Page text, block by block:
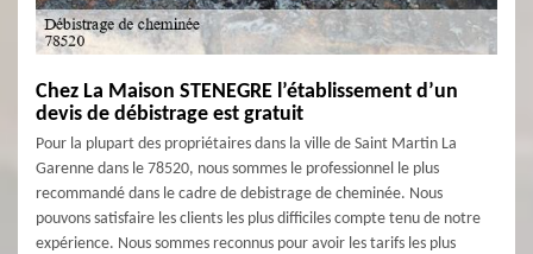
Chez La Maison STENEGRE l’établissement d’un
devis de débistrage est gratuit
Pour la plupart des propriétaires dans la ville de Saint Martin La
Garenne dans le 78520, nous sommes le professionnel le plus
recommandé dans le cadre de debistrage de cheminée. Nous
pouvons satisfaire les clients les plus difficiles compte tenu de notre
expérience. Nous sommes reconnus pour avoir les tarifs les plus